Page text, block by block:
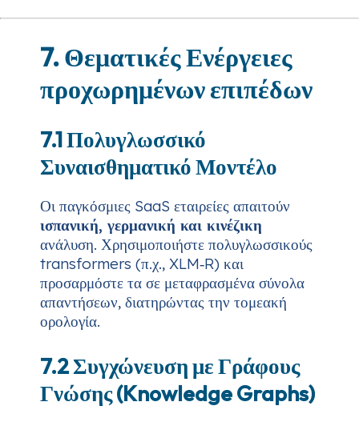
7. Θεματικές Ενέργειες
προχωρημένων επιπέδων
7.1 Πολυγλωσσικό
Συναισθηματικό Μοντέλο
Οι παγκόσμιες SaaS εταιρείες απαιτούν
ισπανική, γερμανική και κινέζικη
ανάλυση. Χρησιμοποιήστε πολυγλωσσικούς
transformers (π.χ., XLM‑R) και
προσαρμόστε τα σε μεταφρασμένα σύνολα
απαντήσεων, διατηρώντας την τομεακή
ορολογία.
7.2 Συγχώνευση με Γράφους
Γνώσης (Knowledge Graphs)